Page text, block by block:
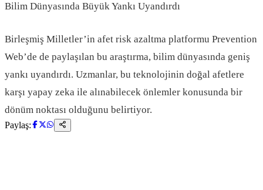
Bilim Dünyasında Büyük Yankı Uyandırdı
Birleşmiş Milletler’in afet risk azaltma platformu Prevention
Web’de de paylaşılan bu araştırma, bilim dünyasında geniş
yankı uyandırdı. Uzmanlar, bu teknolojinin doğal afetlere
karşı yapay zeka ile alınabilecek önlemler konusunda bir
dönüm noktası olduğunu belirtiyor.
Paylaş: